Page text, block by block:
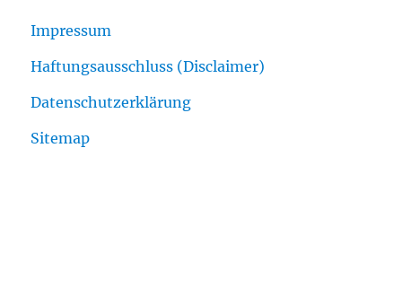
Impressum
Haftungsausschluss (Disclaimer)
Datenschutzerklärung
Sitemap